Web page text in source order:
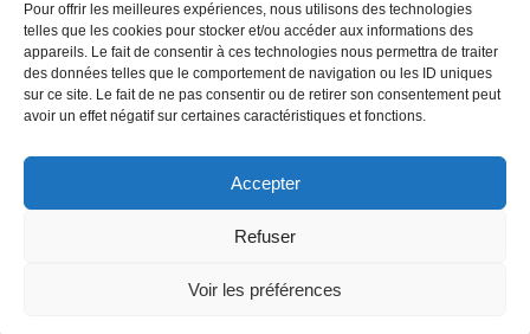
Pour offrir les meilleures expériences, nous utilisons des technologies
telles que les cookies pour stocker et/ou accéder aux informations des
appareils. Le fait de consentir à ces technologies nous permettra de traiter
des données telles que le comportement de navigation ou les ID uniques
sur ce site. Le fait de ne pas consentir ou de retirer son consentement peut
avoir un effet négatif sur certaines caractéristiques et fonctions.
Accepter
Refuser
Voir les préférences
© édile
Mentions légales
© édile, site propulsé par Tambour de Ville avec Powered by